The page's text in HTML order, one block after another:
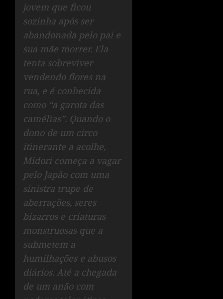
jovem que ficou
sozinha após ser
abandonada pelo pai e
sua mãe morrer. Ela
tenta sobreviver
vendendo flores na
rua, e é conhecida
como “a garota das
camélias”. Quando o
dono de um circo
itinerante a acolhe,
Midori começa a vagar
pelo Japão com uma
sinistra trupe de
aberrações, seres
bizarros e criaturas
monstruosas que a
submetem a
humilhações e abusos
diários. Até a chegada
de um anão com